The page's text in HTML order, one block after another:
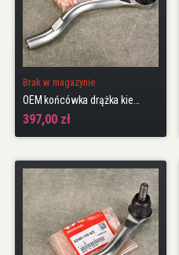
Brak w magazynie
397,00 zł